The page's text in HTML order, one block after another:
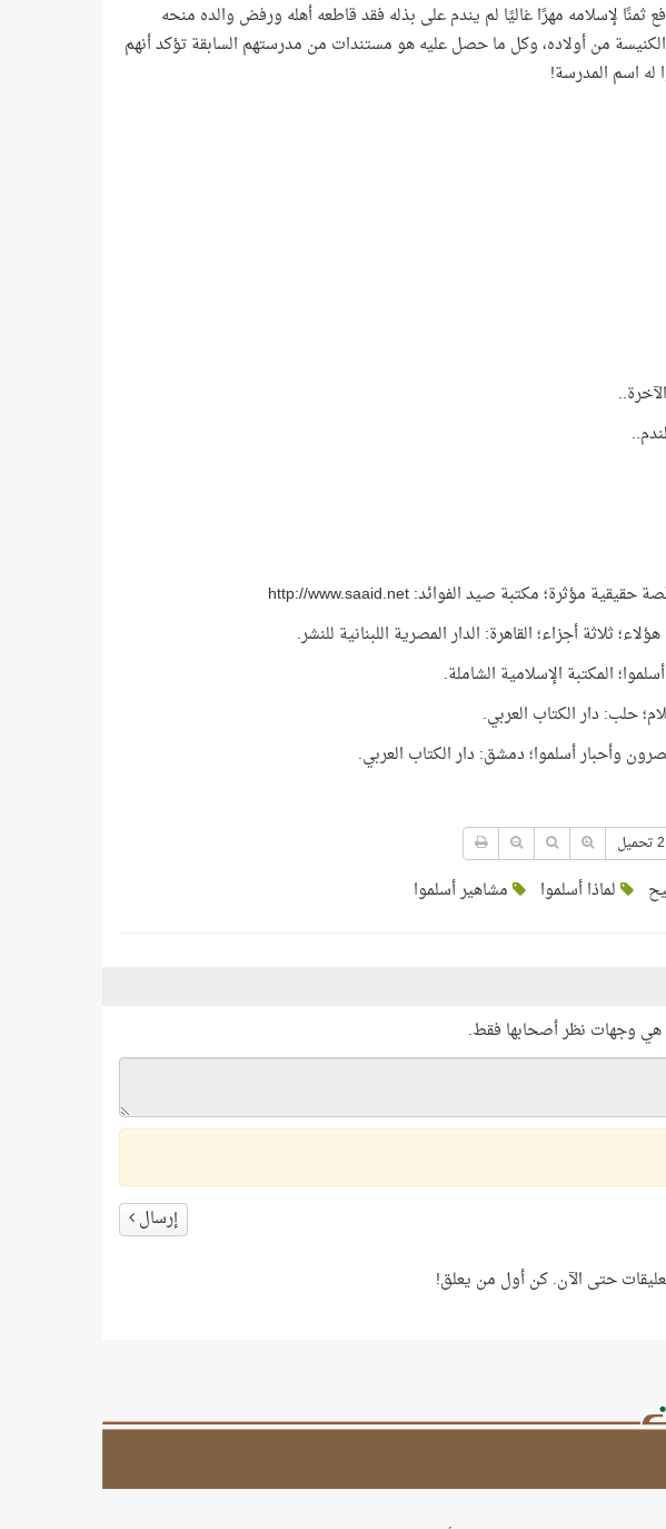
ثمنًا لإسلامه مهرًا غاليًا لم يندم على بذله فقد قاطعه أهله ورفض والده منحه
من أولاده، وكل ما حصل عليه هو مستندات من مدرستهم السابقة تؤكد أنهم
له اسم المدرسة!
http://www.saaid.net
لماذا أسلموا مشاهير أسلموا
هي وجهات نظر أصحابها فقط.
إرسال
حتى الآن. كن أول من يعلق!